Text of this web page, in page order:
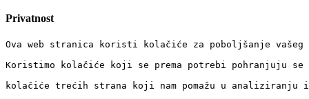
Privatnost
Ova web stranica koristi kolačiće za poboljšanje
Koristimo kolačiće koji se prema potrebi pohranjuju
kolačiće trećih strana koji nam pomažu u